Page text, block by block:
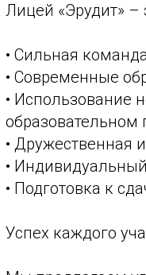
Лицей «Эрудит» –
• Сильная
• Современные
• Использование
образовательном
• Дружественная
•
• Подготовка к
Успех каждого